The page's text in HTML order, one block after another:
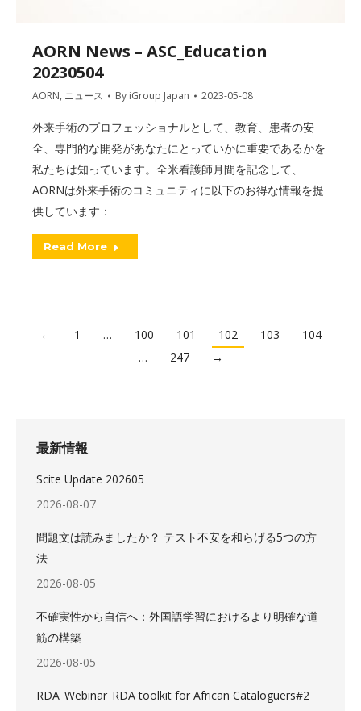
AORN News – ASC_Education
20230504
AORN, ニュース By iGroup Japan 2023-05-08
外来手術のプロフェッショナルとして、教育、患者の安
全、専門的な開発があなたにとっていかに重要であるかを
私たちは知っています。全米看護師月間を記念して、
AORNは外来手術のコミュニティに以下のお得な情報を提
供しています：
Read More
← 1 … 100 101 102 103
104
…
247 →
最新情報
Scite Update 202605
2026-08-07
問題文は読みましたか？ テスト不安を和らげる5つの方
法
2026-08-05
不確実性から自信へ：外国語学習におけるより明確な道
筋の構築
2026-08-05
RDA_Webinar_RDA toolkit for African Cataloguers#2